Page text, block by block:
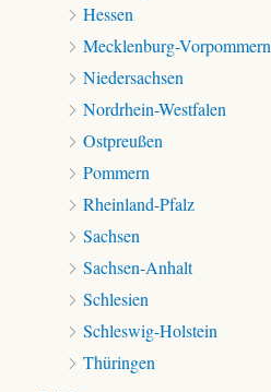
Hessen
Mecklenburg-Vorpommern
Niedersachsen
Nordrhein-Westfalen
Ostpreußen
Pommern
Rheinland-Pfalz
Sachsen
Sachsen-Anhalt
Schlesien
Schleswig-Holstein
Thüringen